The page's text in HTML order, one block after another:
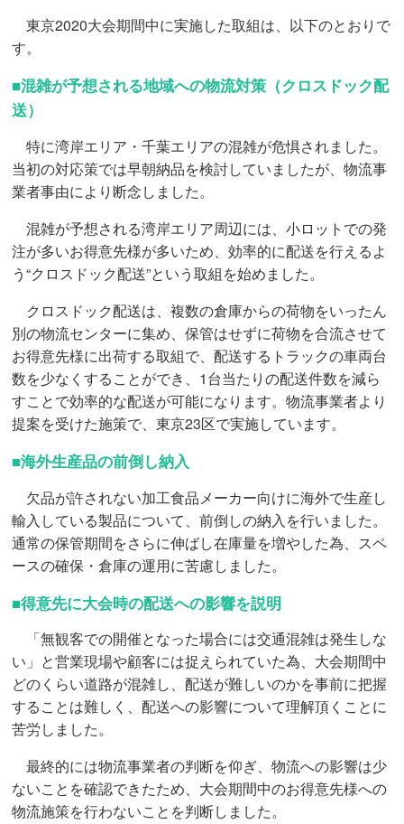
東京2020大会期間中に実施した取組は、以下のとおりで
す。
■混雑が予想される地域への物流対策（クロスドック配
送）
特に湾岸エリア・千葉エリアの混雑が危惧されました。
当初の対応策では早朝納品を検討していましたが、物流事
業者事由により断念しました。
混雑が予想される湾岸エリア周辺には、小ロットでの発
注が多いお得意先様が多いため、効率的に配送を行えるよ
う“クロスドック配送”という取組を始めました。
クロスドック配送は、複数の倉庫からの荷物をいったん
別の物流センターに集め、保管はせずに荷物を合流させて
お得意先様に出荷する取組で、配送するトラックの車両台
数を少なくすることができ、1台当たりの配送件数を減ら
すことで効率的な配送が可能になります。物流事業者より
提案を受けた施策で、東京23区で実施しています。
■海外生産品の前倒し納入
欠品が許されない加工食品メーカー向けに海外で生産し
輸入している製品について、前倒しの納入を行いました。
通常の保管期間をさらに伸ばし在庫量を増やした為、スペ
ースの確保・倉庫の運用に苦慮しました。
■得意先に大会時の配送への影響を説明
「無観客での開催となった場合には交通混雑は発生しな
い」と営業現場や顧客には捉えられていた為、大会期間中
どのくらい道路が混雑し、配送が難しいのかを事前に把握
することは難しく、配送への影響について理解頂くことに
苦労しました。
最終的には物流事業者の判断を仰ぎ、物流への影響は少
ないことを確認できたため、大会期間中のお得意先様への
物流施策を行わないことを判断しました。